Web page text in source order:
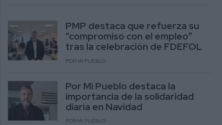
PMP destaca que refuerza su
“compromiso con el empleo”
tras la celebración de FDEFOL
POR MI PUEBLO
Por Mi Pueblo destaca la
importancia de la solidaridad
diaria en Navidad
POR MI PUEBLO